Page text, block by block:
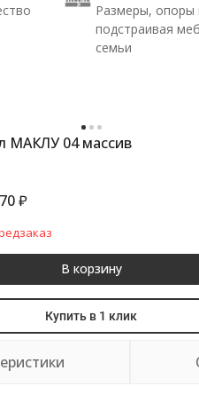
Размеры, опоры
подстраивая
семьи
МАКЛУ 04 массив
₽
В корзину
Купить в 1 клик